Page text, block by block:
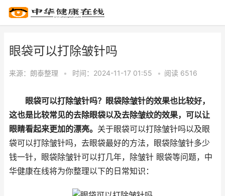
眼袋可以打除皱针吗
来源： 朗泰整理 • 时间：2024-11-17 01:55 • 阅读 6516
眼袋可以打除皱针吗？眼袋除皱针的效果也比较好，
这也是比较常见的去除眼袋以及去除皱纹的效果，可以让
眼睛看起来更加的漂亮。 关于眼袋可以打除皱针吗以及眼
袋可以打除皱针吗，去眼袋最好的方法，眼袋除皱针多少
钱一针，眼袋除皱针可以打几年，除皱针 眼袋等问题，中
华健康在线将为你整理以下的日常知识：